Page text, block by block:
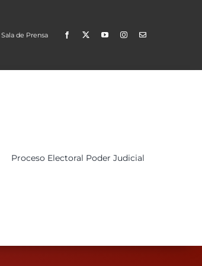
Sala de Prensa
Proceso Electoral Poder Judicial